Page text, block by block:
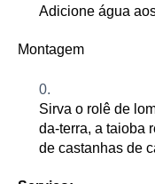
Adicione água
Montagem
Sirva o rolê de
da-terra, a taioba
de castanhas de